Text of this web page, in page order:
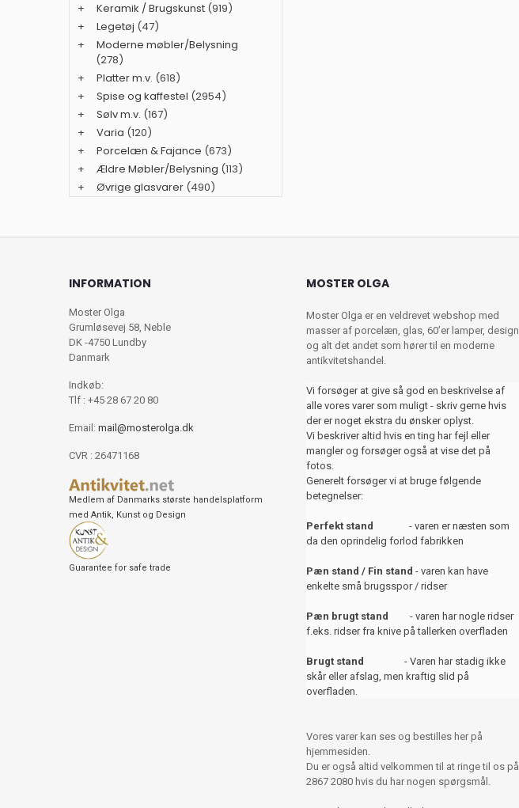
+
Keramik / Brugskunst (919)
+
Legetøj (47)
+
Moderne møbler/Belysning
(278)
+
Platter m.v. (618)
+
Spise og kaffestel (2954)
+
Sølv m.v. (167)
+
Varia (120)
+
Porcelæn & Fajance (673)
+
Ældre Møbler/Belysning (113)
+
Øvrige glasvarer (490)
INFORMATION
Moster Olga
Grumløsevej 58, Neble
DK -4750 Lundby
Danmark
Indkøb:
Tlf : +45 28 67 20 80
Email: mail@mosterolga.dk
CVR : 26471168
Medlem af Danmarks største handelsplatform
med Antik, Kunst og Design
Guarantee for safe trade
MOSTER OLGA
Moster Olga er en veldrevet webshop med
masser af porcelæn, glas, 60’er lamper, design
og alt det andet som hører til en moderne
antikvitetshandel.
Vi forsøger at give så god en beskrivelse af
alle vores varer som muligt - skriv gerne hvis
der er noget ekstra du ønsker oplyst.
Vi beskriver altid hvis en ting har fejl eller
mangler og forsøger også at vise det på
fotos.
Generelt forsøger vi at bruge følgende
betegnelser:
Perfekt stand
- varen er næsten som
da den oprindelig forlod fabrikken
Pæn stand / Fin stand - varen kan have
enkelte små brugsspor / ridser
Pæn brugt stand
- varen har nogle ridser
f.eks. ridser fra knive på tallerken overfladen
Brugt stand
- Varen har stadig ikke
skår eller afslag, men kraftig slid på
overfladen.
Vores varer kan ses og bestilles her på
hjemmesiden.
Du er også altid velkommen til at ringe til os på
2867 2080 hvis du har nogen spørgsmål.